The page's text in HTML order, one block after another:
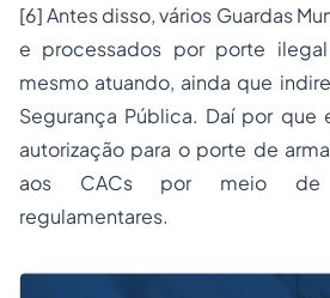
[6]Antes disso, vários Guardas
e processados por porte
mesmo atuando, ainda que
Segurança Pública. Daí por que
autorização para o porte de
aos CACs por meio de
regulamentares.